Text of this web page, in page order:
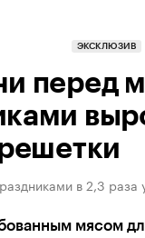
ЭКСКЛЮЗИВ
перед
в 2,3
мясом